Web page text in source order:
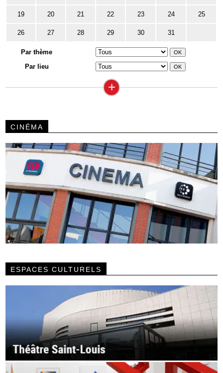
19 20 21 22 23 24 25
26 27 28 29 30 31
Par thème
Par lieu
+
CINÉMA
ESPACES CULTURELS